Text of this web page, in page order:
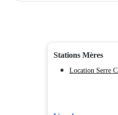
Stations Mères
Location Serre